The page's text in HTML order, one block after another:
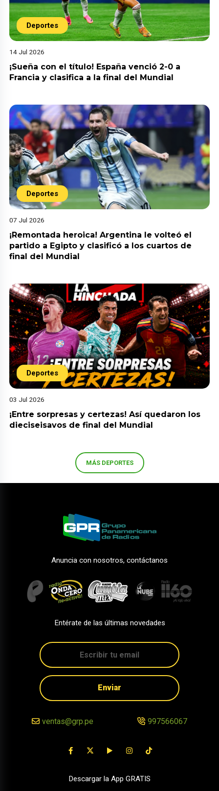
Deportes
14 Jul 2026
¡Sueña con el título! España venció 2-0 a
Francia y clasifica a la final del Mundial
Deportes
07 Jul 2026
¡Remontada heroica! Argentina le volteó el
partido a Egipto y clasificó a los cuartos de
final del Mundial
Deportes
03 Jul 2026
¡Entre sorpresas y certezas! Así quedaron los
dieciseisavos de final del Mundial
MÁS DEPORTES
Anuncia con nosotros, contáctanos
Entérate de las últimas novedades
Enviar
ventas@grp.pe 997566067
Descargar la App GRATIS